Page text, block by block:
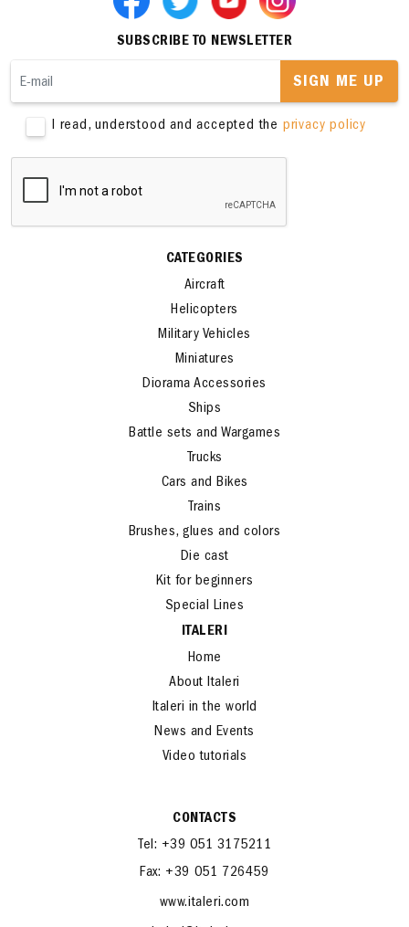
SUBSCRIBE TO NEWSLETTER
SIGN ME UP
I read, understood and accepted the privacy policy
CATEGORIES
Aircraft
Helicopters
Military Vehicles
Miniatures
Diorama Accessories
Ships
Battle sets and Wargames
Trucks
Cars and Bikes
Trains
Brushes, glues and colors
Die cast
Kit for beginners
Special Lines
ITALERI
Home
About Italeri
Italeri in the world
News and Events
Video tutorials
CONTACTS
Tel: +39 051 3175211
Fax: +39 051 726459
www.italeri.com